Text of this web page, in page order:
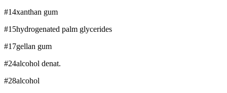
#14xanthan gum
#15hydrogenated palm glycerides
#17gellan gum
#24alcohol denat.
#28alcohol